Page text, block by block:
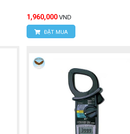
trường, và thậm chí phân tích
1,960,000 VND
ĐẶT MUA